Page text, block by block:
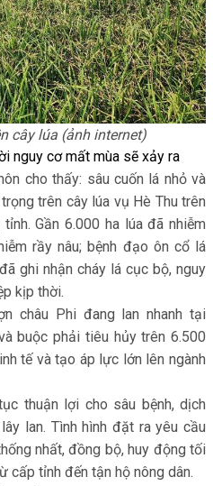
cây lúa (ảnh internet)
nguy cơ mất mùa sẽ xảy ra
cho thấy: sâu cuốn lá nhỏ và
trên cây lúa vụ Hè Thu trên
Gần 6.000 ha lúa đã nhiễm
rầy nâu; bệnh đạo ôn cổ lá
ghi nhận cháy lá cục bộ, nguy
kịp thời.
châu Phi đang lan nhanh tại
buộc phải tiêu hủy trên 6.500
tế và tạo áp lực lớn lên ngành
thuận lợi cho sâu bệnh, dịch
lan. Tình hình đặt ra yêu cầu
nhất, đồng bộ, huy động tối
cấp tỉnh đến tận hộ nông dân.